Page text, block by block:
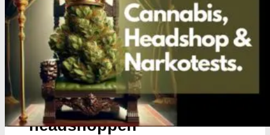
Få cannabis frø for hver
200DKK handlet i
headshoppen